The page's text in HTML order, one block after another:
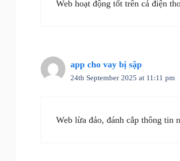
Web hoạt động tốt trên cả điện
app cho vay bị sập
24th September 2025 at 11:11 pm
Web lừa đảo, đánh cắp thông tin